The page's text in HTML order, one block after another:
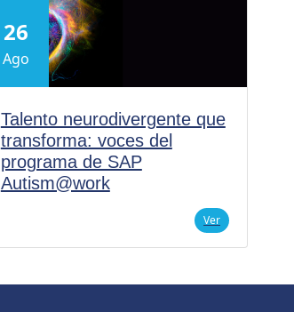
26
Ago
Talento neurodivergente que
transforma: voces del
programa de SAP
Autism@work
Ver